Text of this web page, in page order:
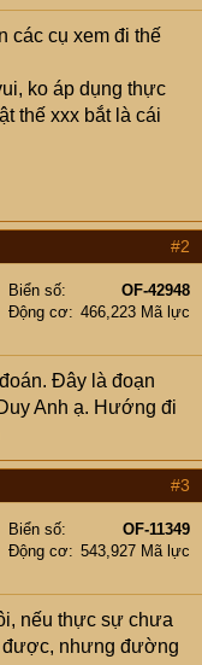
các cụ xem đi thế
ko áp dụng thực
thế xxx bắt là cái
#2
Biển số
OF-42948
Động cơ
466,223 Mã lực
Đây là đoạn
Anh ạ. Hướng đi
#3
Biển số
OF-11349
Động cơ
543,927 Mã lực
nếu thực sự chưa
được, nhưng đường